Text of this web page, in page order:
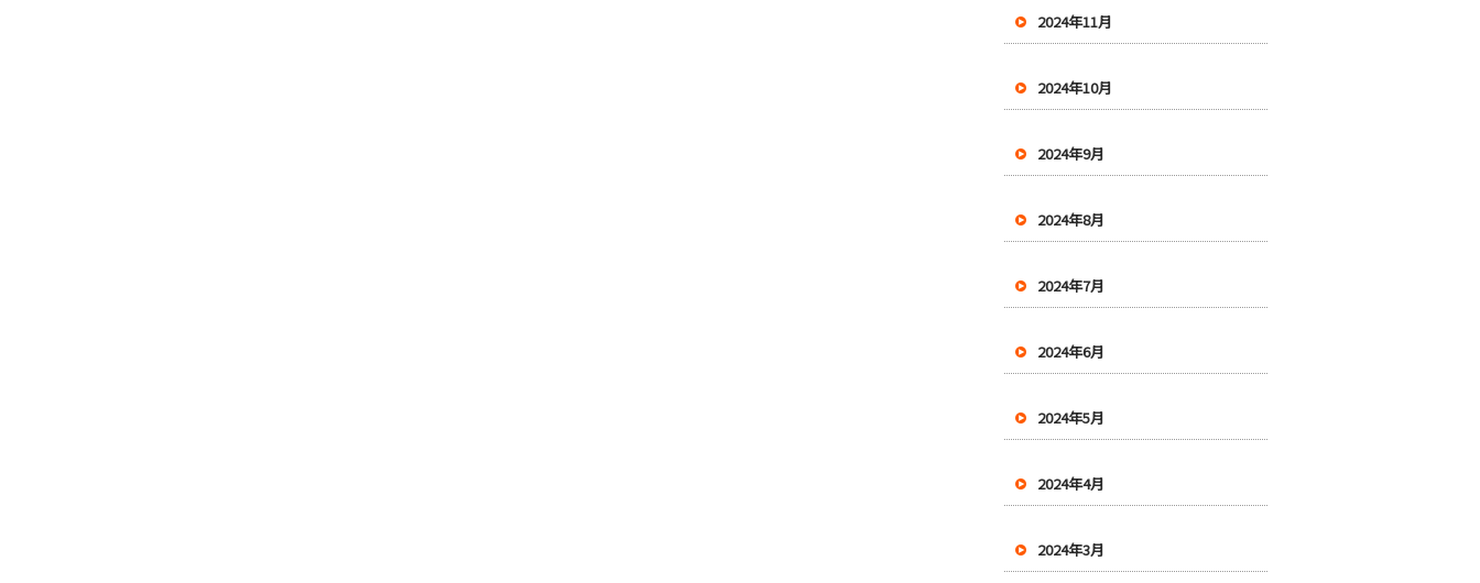
2024年11月
2024年10月
2024年9月
2024年8月
2024年7月
2024年6月
2024年5月
2024年4月
2024年3月